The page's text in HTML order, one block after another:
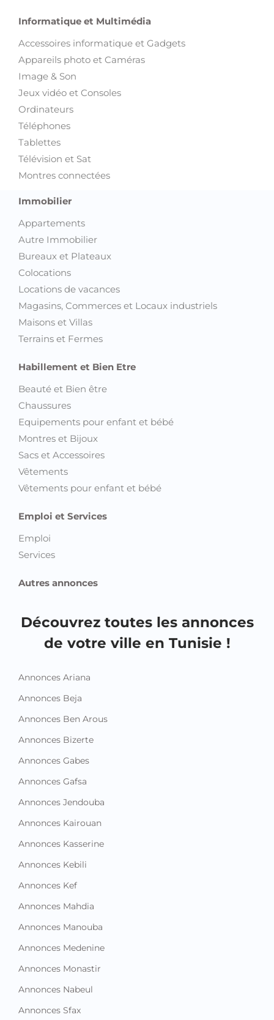
Informatique et Multimédia
Accessoires informatique et Gadgets
Appareils photo et Caméras
Image & Son
Jeux vidéo et Consoles
Ordinateurs
Téléphones
Tablettes
Télévision et Sat
Montres connectées
Immobilier
Appartements
Autre Immobilier
Bureaux et Plateaux
Colocations
Locations de vacances
Magasins, Commerces et Locaux industriels
Maisons et Villas
Terrains et Fermes
Habillement et Bien Etre
Beauté et Bien être
Chaussures
Equipements pour enfant et bébé
Montres et Bijoux
Sacs et Accessoires
Vêtements
Vêtements pour enfant et bébé
Emploi et Services
Emploi
Services
Autres annonces
Découvrez toutes les annonces
de votre ville en Tunisie !
Annonces Ariana
Annonces Beja
Annonces Ben Arous
Annonces Bizerte
Annonces Gabes
Annonces Gafsa
Annonces Jendouba
Annonces Kairouan
Annonces Kasserine
Annonces Kebili
Annonces Kef
Annonces Mahdia
Annonces Manouba
Annonces Medenine
Annonces Monastir
Annonces Nabeul
Annonces Sfax